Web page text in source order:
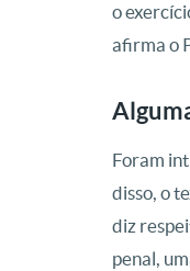
o
afirma o
Foram
disso, o
diz
penal,